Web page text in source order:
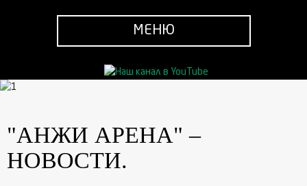
МЕНЮ
"АНЖИ АРЕНА" –
НОВОСТИ.